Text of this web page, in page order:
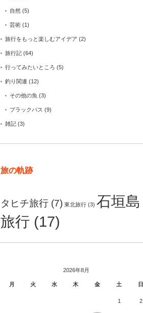
自然 (5)
芸術 (1)
旅行をもっと楽しむアイデア (2)
旅行記 (64)
行ってみたいところ (5)
釣り関連 (12)
その他の魚 (3)
ブラックバス (9)
雑記 (3)
旅の軌跡
タヒチ旅行 (7) 東北旅行 (3) 石垣島
旅行 (17)
2026年8月
月 火 水 木 金 土 日
1 2